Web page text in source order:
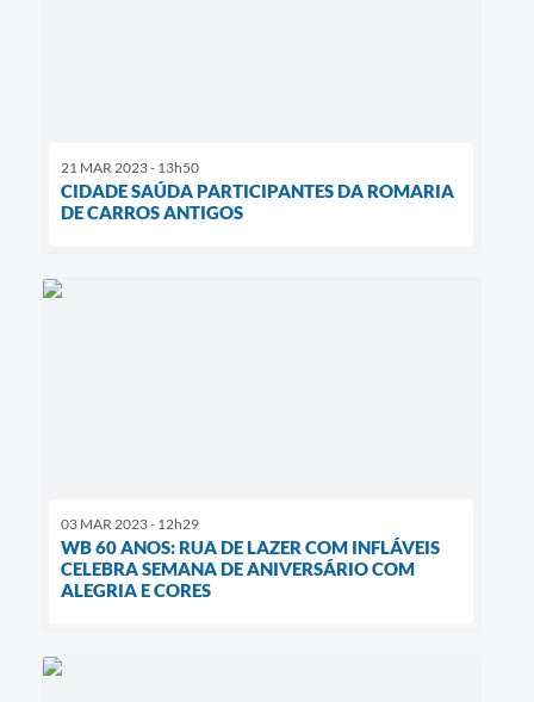
21 MAR 2023 - 13h50
CIDADE SAÚDA PARTICIPANTES DA ROMARIA
DE CARROS ANTIGOS
03 MAR 2023 - 12h29
WB 60 ANOS: RUA DE LAZER COM INFLÁVEIS
CELEBRA SEMANA DE ANIVERSÁRIO COM
ALEGRIA E CORES